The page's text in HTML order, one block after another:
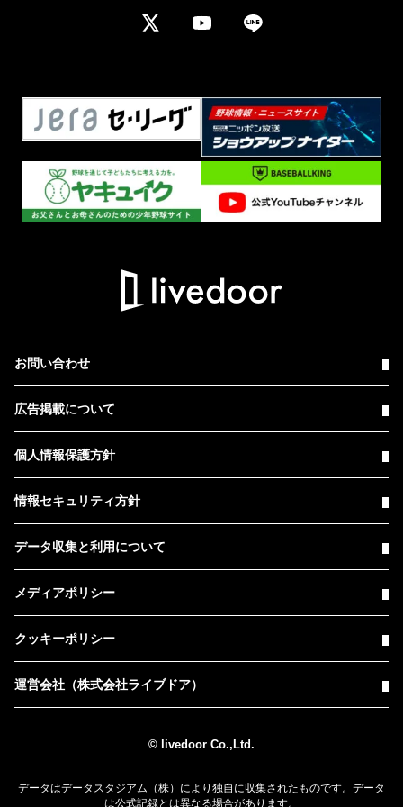
お問い合わせ
広告掲載について
個人情報保護方針
情報セキュリティ方針
データ収集と利用について
メディアポリシー
クッキーポリシー
運営会社（株式会社ライブドア）
© livedoor Co.,Ltd.
データはデータスタジアム（株）により独自に収集されたものです。データ
は公式記録とは異なる場合があります。